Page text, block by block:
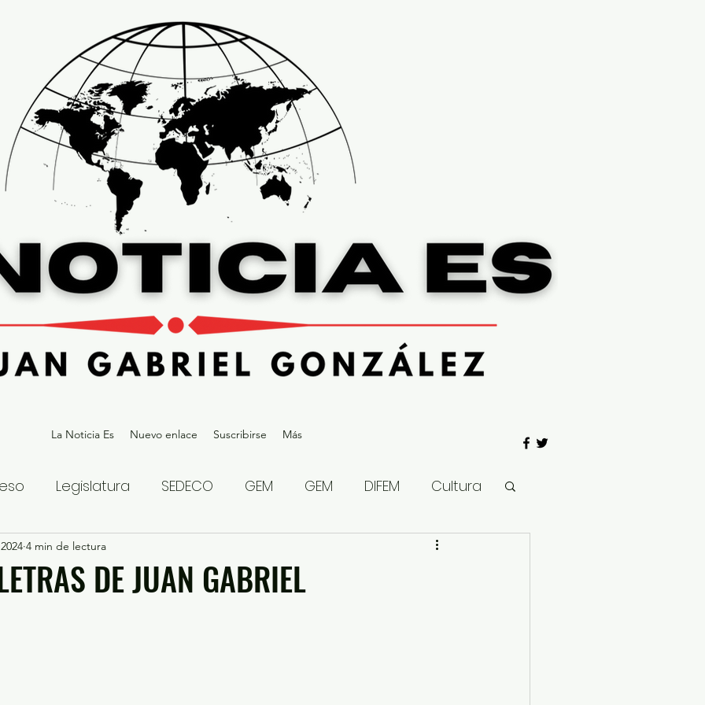
La Noticia Es Nuevo enlace Suscribirse Más
Legislatura SEDECO GEM GEM DIFEM Cultura
Gubernatura Edoméx 2023
DE JUAN GABRIEL
4 min de lectura